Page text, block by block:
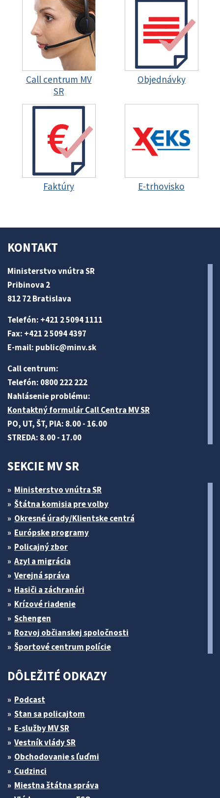
Call centrum MV
SR
Objednávky
Faktúry E-trhovisko
KONTAKT
Ministerstvo vnútra SR
Pribinova 2
812 72 Bratislava
Telefón: +421 2 5094 1111
Fax: +421 2 5094 4397
E-mail: public@minv.sk
Call centrum:
Telefón: 0800 222 222
Nahlásenie problému:
Kontaktný formulár Call Centra MV SR
PO, UT, ŠT, PIA: 8.00 - 16.00
STREDA: 8.00 - 17.00
SEKCIE MV SR
Ministerstvo vnútra SR
Štátna komisia pre volby
Okresné úrady/Klientske centrá
Európske programy
Policajný zbor
Azyl a migrácia
Verejná správa
Hasiči a záchranári
Krízové riadenie
Schengen
Rozvoj občianskej spoločnosti
Športové centrum polície
DÔLEŽITÉ ODKAZY
Podcast
Stan sa policajtom
E-služby MV SR
Vestník vlády SR
Obchodovanie s ľuďmi
Cudzinci
Miestna štátna správa